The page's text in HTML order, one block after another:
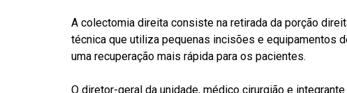
A colectomia direita consiste na retirada da porção
técnica que utiliza pequenas incisões e equipamentos
uma recuperação mais rápida para os pacientes.
O diretor-geral da unidade, médico cirurgião e